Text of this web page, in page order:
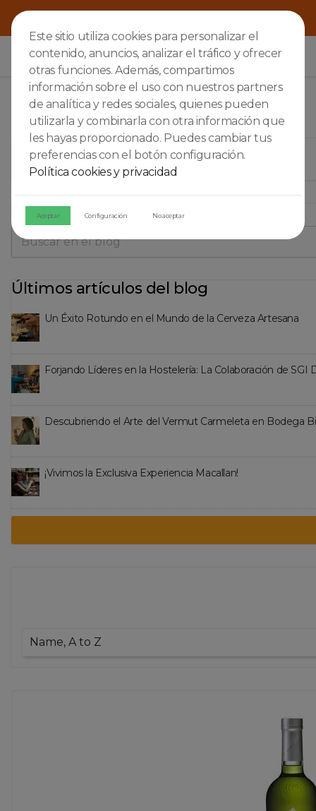
Este sitio utiliza cookies para personalizar el
contenido, anuncios, analizar el tráfico y ofrecer
otras funciones. Además, compartimos
información sobre el uso con nuestros partners
de analítica y redes sociales, quienes pueden
utilizarla y combinarla con otra información que
les hayas proporcionado. Puedes cambiar tus
preferencias con el botón configuración.
Política cookies y privacidad
Aceptar Configuración No aceptar
ABSENTAS
Buscar en el blog
Últimos artículos del blog
Un Éxito Rotundo en el Mundo de la Cerveza Artesana
Forjando Líderes en la Hostelería: La Colaboración de SGI
Descubriendo el Arte del Vermut Carmeleta en Bodega
¡Vivimos la Exclusiva Experiencia Macallan!
Name, A to Z